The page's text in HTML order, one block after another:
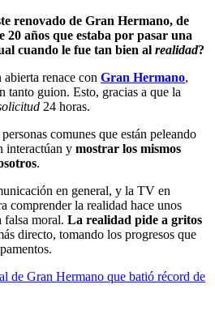
renovado de Gran Hermano, de
20 años que estaba por pasar una
cuando le fue tan bien al realidad?
renace con Gran Hermano,
tanto guion. Esto, gracias a que la
24 horas.
comunes que están peleando
interactúan y mostrar los mismos
.
en general, y la TV en
comprender la realidad hace unos
falsa moral. La realidad pide a gritos
directo, tomando los progresos que
de Gran Hermano que batió récord de